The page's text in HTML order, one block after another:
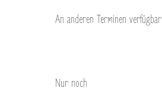
An anderen Terminen verfügbar
Nur noch